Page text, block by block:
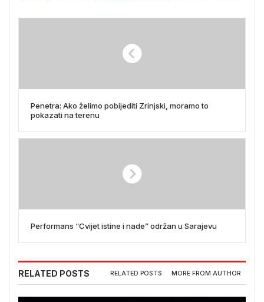
Penetra: Ako želimo pobijediti Zrinjski, moramo to
pokazati na terenu
Performans “Cvijet istine i nade” održan u Sarajevu
RELATED POSTS RELATED POSTS MORE FROM AUTHOR